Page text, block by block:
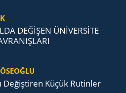
DEĞİŞEN ÜNİVERSİTE
De­ğiş­ti­ren Küçük Ru­tin­ler